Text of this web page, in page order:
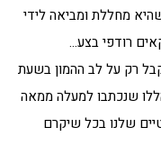
מחללת ומביאה לידי
רודפי בצע…
רק על לב ההמון בשעת
שנכתבו למעלה ממאה
שלנו בכל שיקרם